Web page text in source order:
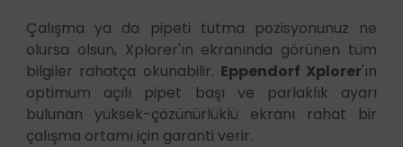
Çalışma ya da pipeti tutma pozisyonunuz ne
olursa olsun, Xplorer'ın ekranında görünen tüm
bilgiler rahatça okunabilir. Eppendorf Xplorer'ın
optimum açılı pipet başı ve parlaklık ayarı
bulunan yüksek-çözünürlüklü ekranı rahat bir
çalışma ortamı için garanti verir.